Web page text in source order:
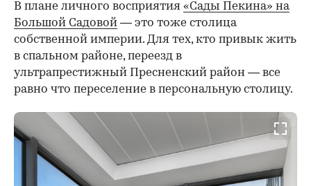
В плане личного восприятия «Сады Пекина» на
Большой Садовой — это тоже столица
собственной империи. Для тех, кто привык жить
в спальном районе, переезд в
ультрапрестижный Пресненский район — все
равно что переселение в персональную столицу.